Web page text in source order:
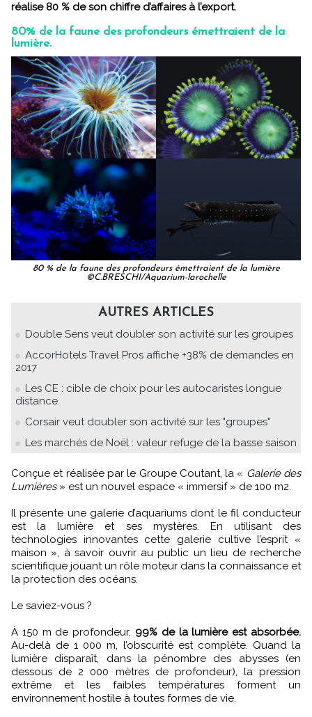
réalise 80 % de son chiffre d’affaires à l’export.
80% de la faune des profondeurs émettraient de la
lumière.
80 % de la faune des profondeurs émettraient de la lumière
©C.BRESCHI/Aquarium-larochelle
AUTRES ARTICLES
Double Sens veut doubler son activité sur les groupes
AccorHotels Travel Pros affiche +38% de demandes en
2017
Les CE : cible de choix pour les autocaristes longue
distance
Corsair veut doubler son activité sur les "groupes"
Les marchés de Noël : valeur refuge de la basse saison
Conçue et réalisée par le Groupe Coutant, la « Galerie des
Lumières» est un nouvel espace « immersif » de 100 m2.
Il présente une galerie d’aquariums dont le fil conducteur
est la lumière et ses mystères. En utilisant des
technologies innovantes cette galerie cultive l’esprit «
maison », à savoir ouvrir au public un lieu de recherche
scientifique jouant un rôle moteur dans la connaissance et
la protection des océans.
Le saviez-vous ?
À 150 m de profondeur, 99% de la lumière est absorbée.
Au-delà de 1 000 m, l’obscurité est complète. Quand la
lumière disparaît, dans la pénombre des abysses (en
dessous de 2 000 mètres de profondeur), la pression
extrême et les faibles températures forment un
environnement hostile à toutes formes de vie.